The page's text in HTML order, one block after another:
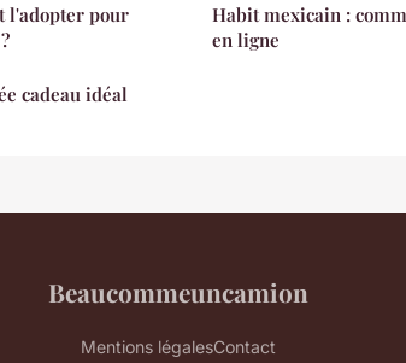
l'adopter pour
cadeau idéal
Habit mexicain :
en ligne
Beaucommeuncamion
Mentions légalesContact